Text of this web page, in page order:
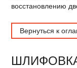
восстановлению
Вернуться к